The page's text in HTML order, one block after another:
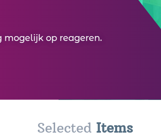
mogelijk op reageren.
Selected Items